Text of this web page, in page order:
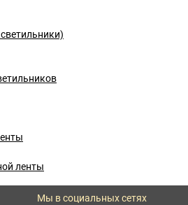
ленты
Мы в социальных сетях